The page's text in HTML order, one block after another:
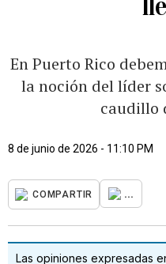
En Puerto Rico
la noción del líder
caudillo
8 de junio de 2026 - 11:10 PM
COMPARTIR ...
Las opiniones expresadas